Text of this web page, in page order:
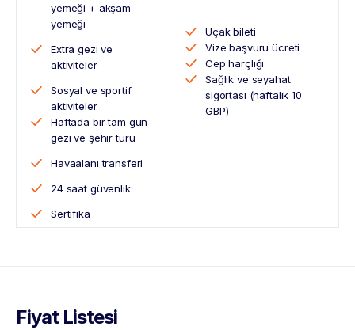
yemeği + akşam
yemeği
Extra gezi ve
aktiviteler
Sosyal ve sportif
aktiviteler
Haftada bir tam gün
gezi ve şehir turu
Havaalanı transferi
24 saat güvenlik
Sertifika
Uçak bileti
Vize başvuru ücreti
Cep harçlığı
Sağlık ve seyahat
sigortası (haftalık 10
GBP)
Fiyat Listesi